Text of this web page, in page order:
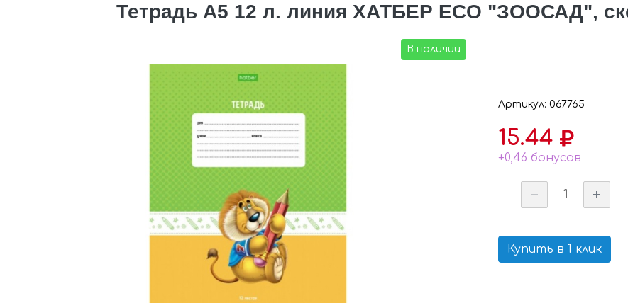
Тетрадь А5 12 л. линия ХАТБЕР ECO "ЗООСАД",
В наличии
Артикул: 067765
15.44
+0,46 бонусов
Купить в 1 клик